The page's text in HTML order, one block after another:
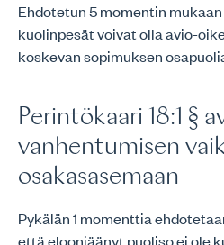
Ehdotetun 5 momentin
kuolinpesät voivat olla avio-
koskevan sopimuksen
Perintökaari 18:1 §
vanhentumisen
osakasasemaan
Pykälän 1 momenttia
että eloonjäänyt puoliso ei ole